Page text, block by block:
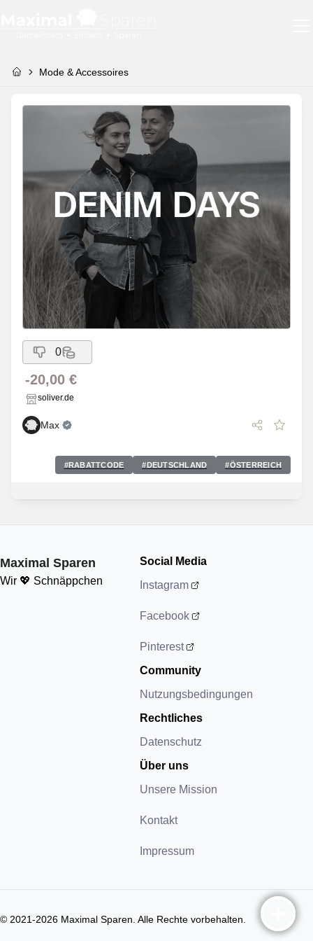
Mode & Accessoires
0
-20,00 €
soliver.de
Max
#RABATTCODE #DEUTSCHLAND #ÖSTERREICH
Maximal Sparen
Wir 💖 Schnäppchen
Social Media
Instagram
Facebook
Pinterest
Community
Nutzungsbedingungen
Rechtliches
Datenschutz
Über uns
Unsere Mission
Kontakt
Impressum
© 2021-2026 Maximal Sparen. Alle Rechte vorbehalten.